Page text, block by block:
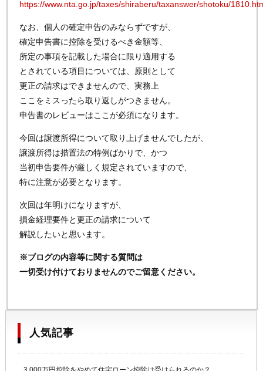
https://www.nta.go.jp/taxes/shiraberu/taxanswer/shotoku/
なお、個人の確定申告のみならずですが、
確定申告書に控除を受けるべき金額等、
所定の事項を記載した場合に限り適用する
とされている項目については、原則として
更正の請求はできませんので、実務上
ここをミスったら取り返しがつきません。
申告書のレビューはここが必須になります。
今回は譲渡所得について取り上げませんでしたが、
譲渡所得は措置法の特例ばかりで、かつ
当初申告要件が厳しく規定されていますので、
特に注意が必要となります。
次回は年明けになりますが、
損金経理要件と更正の請求について
解説したいと思います。
※ブログの内容等に関する質問は
一切受け付けておりませんのでご留意ください。
人気記事